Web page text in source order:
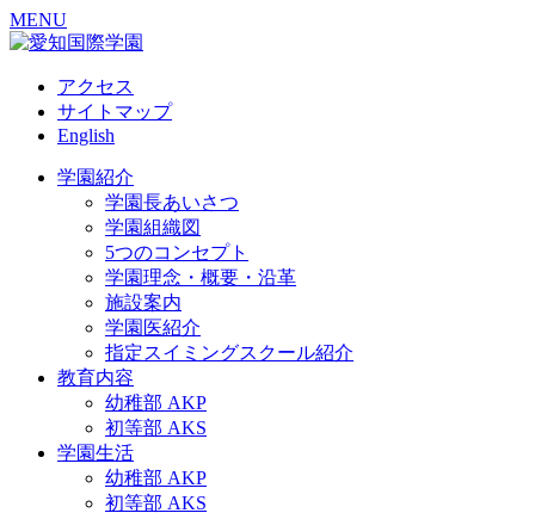
MENU
アクセス
サイトマップ
English
学園紹介
学園長あいさつ
学園組織図
5つのコンセプト
学園理念・概要・沿革
施設案内
学園医紹介
指定スイミングスクール紹介
教育内容
幼稚部 AKP
初等部 AKS
学園生活
幼稚部 AKP
初等部 AKS